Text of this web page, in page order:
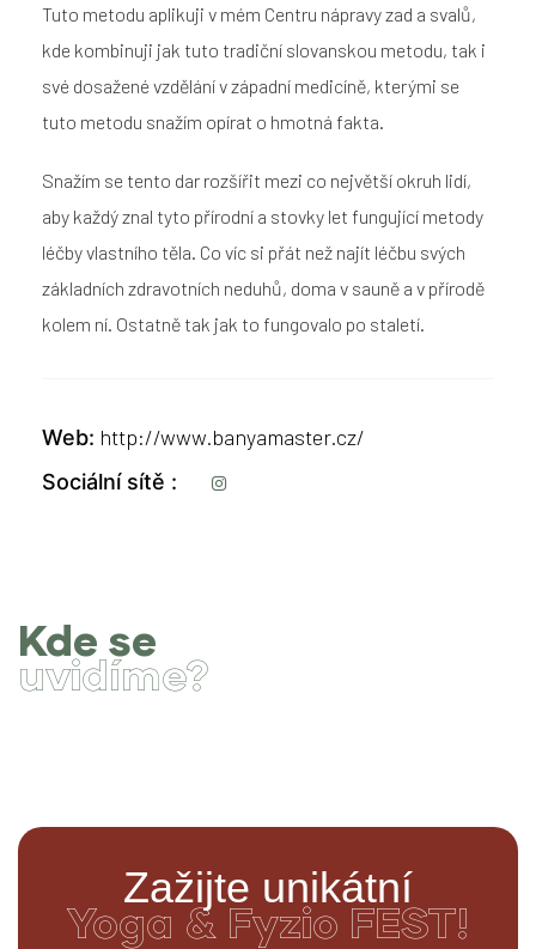
Tuto metodu aplikuji v mém Centru nápravy zad a svalů,
kde kombinuji jak tuto tradiční slovanskou metodu, tak i
své dosažené vzdělání v západní medicíně, kterými se
tuto metodu snažím opírat o hmotná fakta.
Snažím se tento dar rozšířit mezi co největší okruh lidí,
aby každý znal tyto přírodní a stovky let fungující metody
léčby vlastního těla. Co víc si přát než najít léčbu svých
základních zdravotních neduhů, doma v sauně a v přírodě
kolem ní. Ostatně tak jak to fungovalo po staletí.
Web http://www.banyamaster.cz/
Sociální sítě
Kde se
uvidíme?
Zažijte unikátní
Yoga & Fyzio FEST!